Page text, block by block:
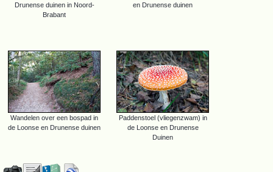
Drunense duinen in Noord-
Brabant
en Drunense duinen
Wandelen over een bospad in
de Loonse en Drunense duinen
Paddenstoel (vliegenzwam) in
de Loonse en Drunense
Duinen